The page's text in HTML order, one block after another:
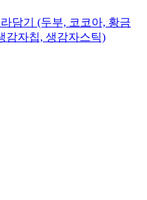
담기 (두부, 코코아, 황금
감자칩, 생감자스틱)